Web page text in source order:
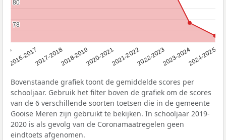
2016-20172017-20182018-20192020-20212021-20222022-20232023-20242024-2025
78
78
80
80
Bovenstaande grafiek toont de gemiddelde scores per
schooljaar. Gebruik het filter boven de grafiek om de scores
van de 6 verschillende soorten toetsen die in de gemeente
Gooise Meren zijn gebruikt te bekijken. In schooljaar 2019-
2020 is als gevolg van de Coronamaatregelen geen
eindtoets afgenomen.